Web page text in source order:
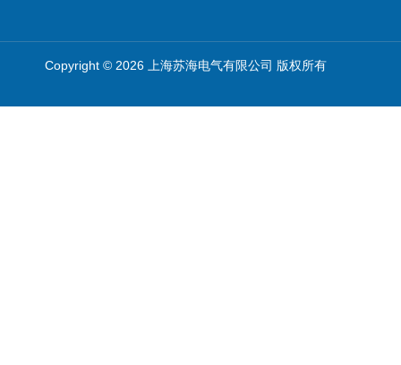
Copyright © 2026 上海苏海电气有限公司 版权所有